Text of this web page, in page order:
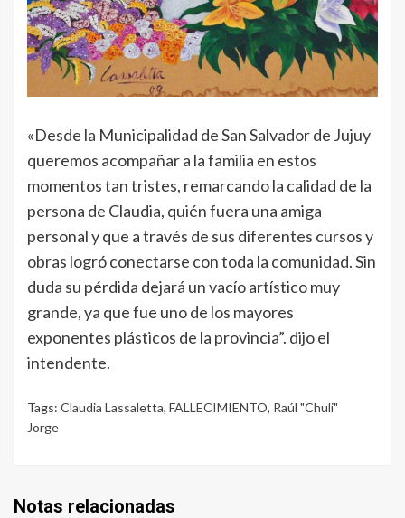
«Desde la Municipalidad de San Salvador de Jujuy
queremos acompañar a la familia en estos
momentos tan tristes, remarcando la calidad de la
persona de Claudia, quién fuera una amiga
personal y que a través de sus diferentes cursos y
obras logró conectarse con toda la comunidad. Sin
duda su pérdida dejará un vacío artístico muy
grande, ya que fue uno de los mayores
exponentes plásticos de la provincia”. dijo el
intendente.
Tags: Claudia Lassaletta, FALLECIMIENTO, Raúl "Chuli"
Jorge
Notas relacionadas